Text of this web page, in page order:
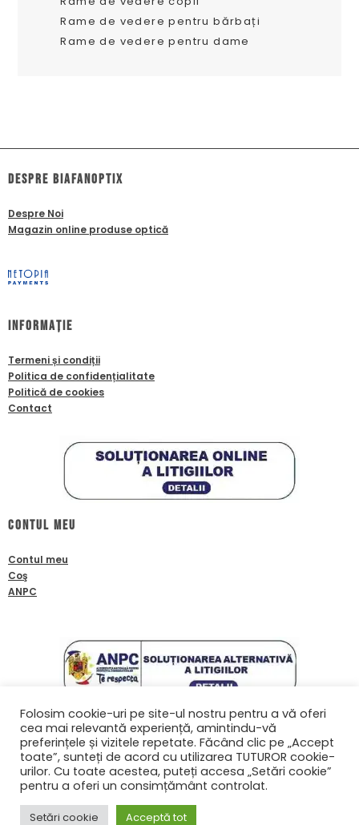
Rame de vedere pentru bărbați
Rame de vedere pentru dame
dESPRE biafanoptix
Despre Noi
Magazin online produse optică
Informație
Termeni și condiții
Politica de confidențialitate
Politică de cookies
Contact
Contul meu
Contul meu
Coş
ANPC
Contact
0761601933
contact@biafanoptix.ro
Folosim cookie-uri pe site-ul nostru pentru a vă oferi
cea mai relevantă experiență, amintindu-vă
preferințele și vizitele repetate. Făcând clic pe „Accept
toate”, sunteți de acord cu utilizarea TUTUROR cookie-
urilor. Cu toate acestea, puteți accesa „Setări cookie”
pentru a oferi un consimțământ controlat.
Setări cookie Acceptă tot